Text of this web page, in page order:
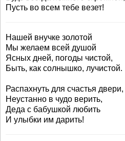
Пусть во всем тебе везет!
Нашей внучке золотой
Мы желаем всей душой
Ясных дней, погоды чистой,
Быть, как солнышко, лучистой.
Распахнуть для счастья двери,
Неустанно в чудо верить,
Деда с бабушкой любить
И улыбки им дарить!